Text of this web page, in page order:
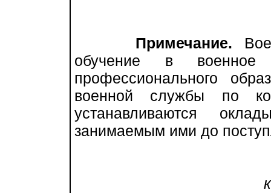
Примечание.
обучение в военное
профессионального
военной службы по
устанавливаются
занимаемым ими до
к